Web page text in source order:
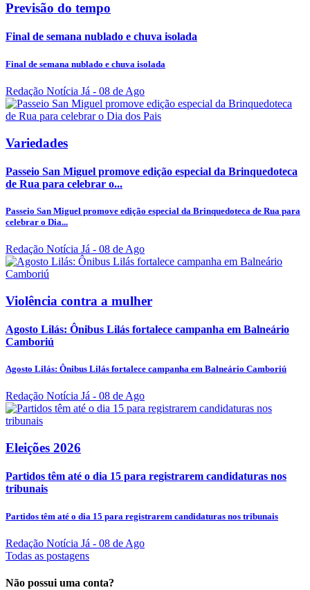
Previsão do tempo
Final de semana nublado e chuva isolada
Final de semana nublado e chuva isolada
Redação Notícia Já - 08 de Ago
Variedades
Passeio San Miguel promove edição especial da Brinquedoteca
de Rua para celebrar o...
Passeio San Miguel promove edição especial da Brinquedoteca de Rua para
celebrar o Dia...
Redação Notícia Já - 08 de Ago
Violência contra a mulher
Agosto Lilás: Ônibus Lilás fortalece campanha em Balneário
Camboriú
Agosto Lilás: Ônibus Lilás fortalece campanha em Balneário Camboriú
Redação Notícia Já - 08 de Ago
Eleições 2026
Partidos têm até o dia 15 para registrarem candidaturas nos
tribunais
Partidos têm até o dia 15 para registrarem candidaturas nos tribunais
Redação Notícia Já - 08 de Ago
Todas as postagens
Não possui uma conta?